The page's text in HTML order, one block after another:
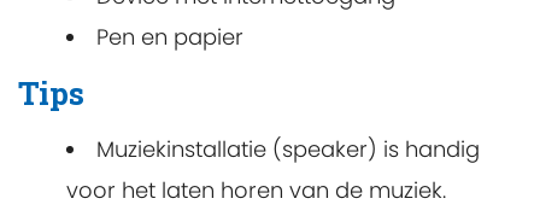
Pen en papier
Tips
Muziekinstallatie (speaker) is handig
voor het laten horen van de muziek.